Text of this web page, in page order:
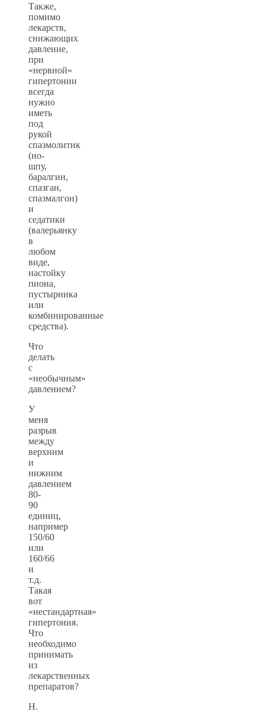
Также,
помимо
лекарств,
снижающих
давление,
при
«нервной»
гипертонии
всегда
нужно
иметь
под
рукой
спазмолитик
(но-
шпу,
баралгин,
спазган,
спазмалгон)
и
седатики
(валерьянку
в
любом
виде,
настойку
пиона,
пустырника
или
комбинированные
средства).
Что
делать
с
«необычным»
давлением?
У
меня
разрыв
между
верхним
и
нижним
давлением
80-
90
единиц,
например
150/60
или
160/66
и
т.д.
Такая
вот
«нестандартная»
гипертония.
Что
необходимо
принимать
из
лекарственных
препаратов?
Н.